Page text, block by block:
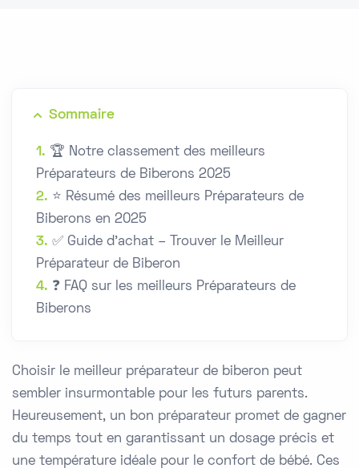
Sommaire
🏆 Notre classement des meilleurs
Préparateurs de Biberons 2025
⭐ Résumé des meilleurs Préparateurs de
Biberons en 2025
✅ Guide d'achat – Trouver le Meilleur
Préparateur de Biberon
❓ FAQ sur les meilleurs Préparateurs de
Biberons
Choisir le meilleur préparateur de biberon peut
sembler insurmontable pour les futurs parents.
Heureusement, un bon préparateur promet de gagner
du temps tout en garantissant un dosage précis et
une température idéale pour le confort de bébé. Ces